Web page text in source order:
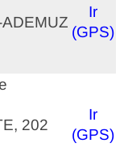
Ir
(GPS)
202
Ir
(GPS)